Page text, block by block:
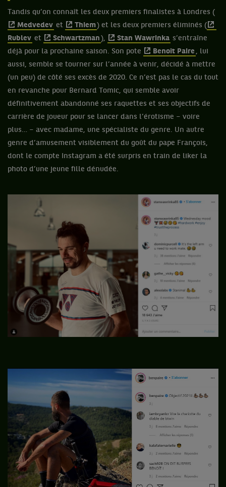
Tandis qu’on connaît les deux premiers finalistes à Londres (
Medvedev et Thiem ) et les deux premiers éliminés (
Rublev et Schwartzman ), Stan Wawrinka s’entraîne
déjà pour la prochaine saison. Son pote
Benoît Paire , lui
aussi, semble se tourner sur l’année à venir, décidé à mettre
(un peu) de côté ses excès de 2020. Ce n’est pas le cas du tout
en revanche pour Bernard Tomic, qui semble avoir
définitivement abandonné ses raquettes et ses objectifs de
carrière de joueur pour se lancer dans l’érotisme – voire
plus… – avec madame, une spécialiste du genre. Un autre
genre d’amusement visiblement du goût du pape François,
dont le compte Instagram a été surpris en train de liker la
photo d’une jeune fille dénudée.